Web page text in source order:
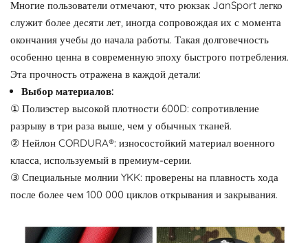
Многие пользователи отмечают, что рюкзак JanSport легко
служит более десяти лет, иногда сопровождая их с момента
окончания учебы до начала работы. Такая долговечность
особенно ценна в современную эпоху быстрого потребления.
Эта прочность отражена в каждой детали:
Выбор материалов:
① Полиэстер высокой плотности 600D: сопротивление
разрыву в три раза выше, чем у обычных тканей.
② Нейлон CORDURA®: износостойкий материал военного
класса, используемый в премиум-серии.
③ Специальные молнии YKK: проверены на плавность хода
после более чем 100 000 циклов открывания и закрывания.